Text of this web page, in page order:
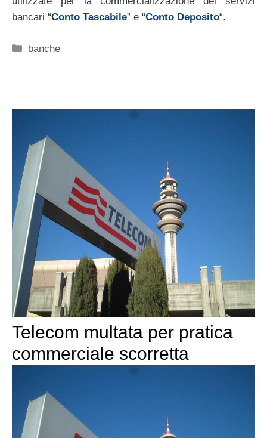
bancari “Conto Tascabile” e “Conto Deposito“.
Categorie
banche
Telecom multata per pratica
commerciale scorretta